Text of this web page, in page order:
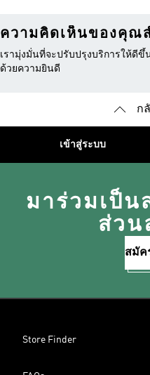
ความคิดเห็นของคุณ
เรามุ่งมั่นที่จะปรับปรุงบริการให้ดี
ด้วยความยินดี
ก
เข้าสู่ระบบ
มาร่วมเป็น
ส่วน
สมัค
Store Finder